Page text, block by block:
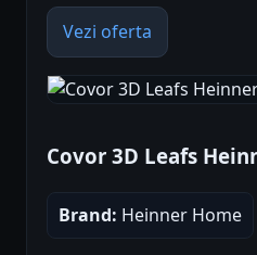
Vezi oferta
Covor 3D Leafs
Brand: Heinner Home